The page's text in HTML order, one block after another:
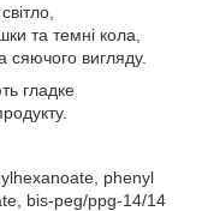
та темні кола,
сяючого вигляду.
гладке
phenyl
bis-peg/ppg-14/14